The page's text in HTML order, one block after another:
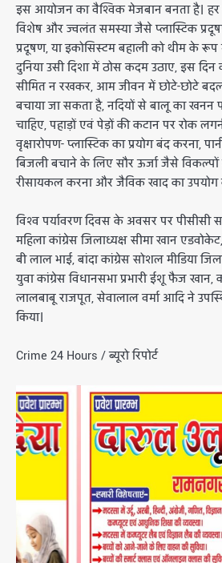
इस आयोजन का वैश्विक मेजबान बनता है।
विशेष और ज्वलंत समस्या जैसे प्लास्टिक
प्रदूषण, या इकोसिस्टम बहाली को थीम के रूप
दुनिया उसी दिशा में ठोस कदम उठाए, इस
सीमित न रखकर, आम जीवन में छोटे-छोटे
बचाया जा सकता है, नदियों से बालू का खनन
चाहिए, पहाड़ों एवं पेड़ों की कटान पर रोक
वृक्षारोपण- प्लास्टिक का प्रयोग बंद करना,
बिजली बचाने के लिए सौर ऊर्जा जैसे
रीसायकल करना और जैविक खाद का उपयोग
विश्व पर्यावरण दिवस के अवसर पर पीसीसी
महिला कांग्रेस जिलाध्यक्ष सीमा खान
बी लाल भाई, बांदा कांग्रेस सोशल मीडिया
युवा कांग्रेस विधानसभा प्रभारी ईशू फैज खान,
लालबाबू राजपूत, सेवालाल वर्मा आदि ने
किया।
Crime 24 Hours / ब्यूरो रिपोर्ट